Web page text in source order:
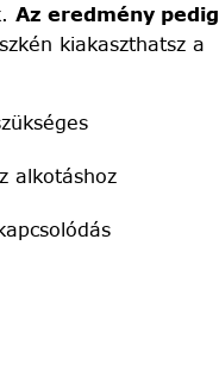
Az eredmény pedig
kiakaszthatsz a
alkotáshoz